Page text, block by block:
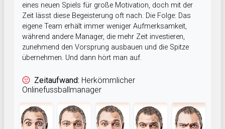
eines neuen Spiels für große Motivation, doch mit der
Zeit lässt diese Begeisterung oft nach. Die Folge: Das
eigene Team erhält immer weniger Aufmerksamkeit,
während andere Manager, die mehr Zeit investieren,
zunehmend den Vorsprung ausbauen und die Spitze
übernehmen. Und dann hört man auf.
Zeitaufwand: Herkömmlicher
Onlinefussballmanager